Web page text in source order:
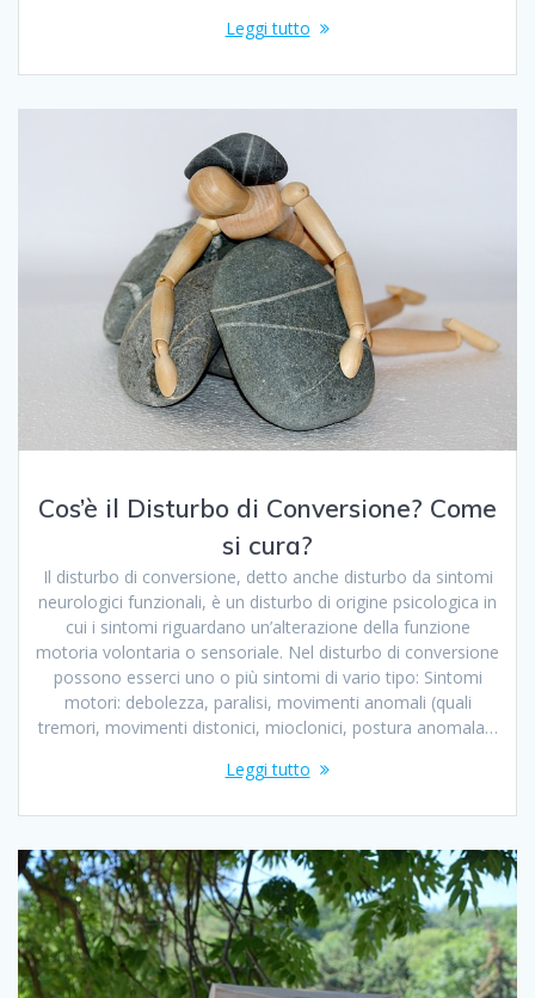
Leggi tutto
Cos’è il Disturbo di Conversione? Come
si cura?
Il disturbo di conversione, detto anche disturbo da sintomi
neurologici funzionali, è un disturbo di origine psicologica in
cui i sintomi riguardano un’alterazione della funzione
motoria volontaria o sensoriale. Nel disturbo di conversione
possono esserci uno o più sintomi di vario tipo: Sintomi
motori: debolezza, paralisi, movimenti anomali (quali
tremori, movimenti distonici, mioclonici, postura anomala…
Leggi tutto